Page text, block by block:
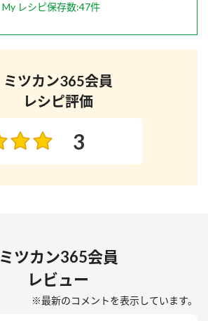
My レシピ保存数:47件
ミツカン365会員
レシピ評価
3
ミツカン365会員
レビュー
※最新のコメントを表示しています。